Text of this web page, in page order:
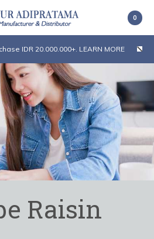
0
IDR 20.000.000+. LEARN MORE
Raisin